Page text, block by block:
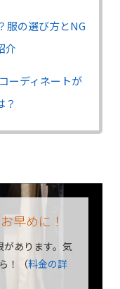
服の選び方とNG
介
ーディネートが
？
早めに！
があります。気
！（料金の詳